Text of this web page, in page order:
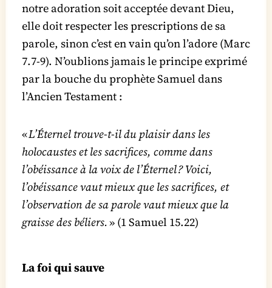
notre adoration soit acceptée devant Dieu,
elle doit respecter les prescriptions de sa
parole, sinon c’est en vain qu’on l’adore (Marc
7.7-9). N’oublions jamais le principe exprimé
par la bouche du prophète Samuel dans
l’Ancien Testament :
«L’Éternel trouve-t‑il du plaisir dans les
holocaustes et les sacrifices, comme dans
l’obéissance à la voix de l’Éternel ? Voici,
l’obéissance vaut mieux que les sacrifices, et
l’observation de sa parole vaut mieux que la
graisse des béliers.» (1 Samuel 15.22)
La foi qui sauve